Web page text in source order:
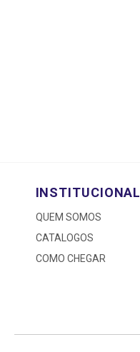
INSTITUCIONAL
QUEM SOMOS
CATALOGOS
COMO CHEGAR